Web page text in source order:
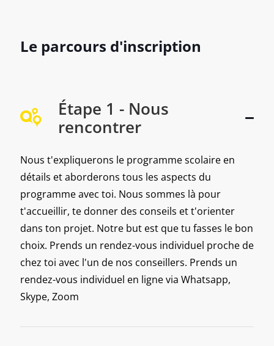
Le parcours d'inscription
Étape 1 - Nous
rencontrer
Nous t'expliquerons le programme scolaire en
détails et aborderons tous les aspects du
programme avec toi. Nous sommes là pour
t'accueillir, te donner des conseils et t'orienter
dans ton projet. Notre but est que tu fasses le bon
choix. Prends un rendez-vous individuel proche de
chez toi avec l'un de nos conseillers. Prends un
rendez-vous individuel en ligne via Whatsapp,
Skype, Zoom